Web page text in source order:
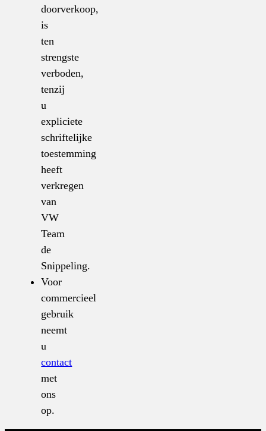
doorverkoop,
is
ten
strengste
verboden,
tenzij
u
expliciete
schriftelijke
toestemming
heeft
verkregen
van
VW
Team
de
Snippeling.
Voor
commercieel
gebruik
neemt
u
contact
met
ons
op.